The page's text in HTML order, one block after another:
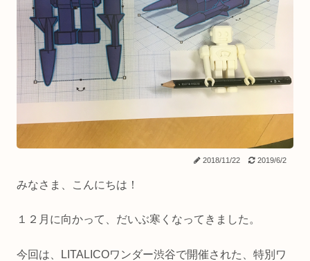
2018/11/22 2019/6/2
みなさま、こんにちは！
１２月に向かって、だいぶ寒くなってきました。
今回は、LITALICOワンダー渋谷で開催された、特別ワ